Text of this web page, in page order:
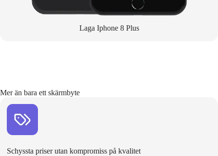
Laga Iphone 8 Plus
Mer än bara ett skärmbyte
Schyssta priser utan kompromiss på kvalitet